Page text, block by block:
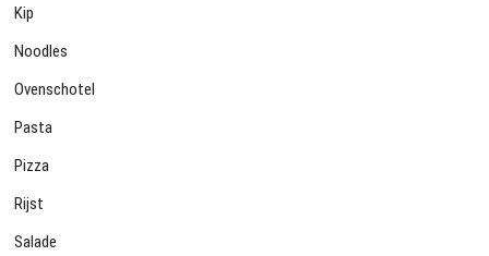
Kip
Noodles
Ovenschotel
Pasta
Pizza
Rijst
Salade